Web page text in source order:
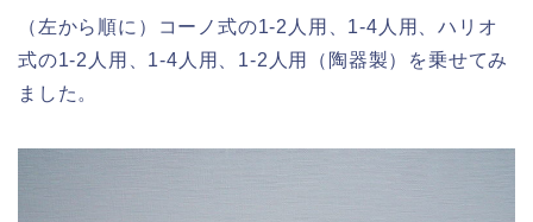
（左から順に）コーノ式の1-2人用、1-4人用、ハリオ
式の1-2人用、1-4人用、1-2人用（陶器製）を乗せてみ
ました。